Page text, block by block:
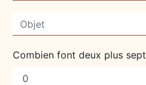
Combien font deux plus sept